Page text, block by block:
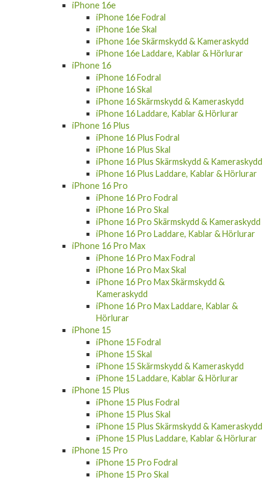
iPhone 16e
iPhone 16e Fodral
iPhone 16e Skal
iPhone 16e Skärmskydd & Kameraskydd
iPhone 16e Laddare, Kablar & Hörlurar
iPhone 16
iPhone 16 Fodral
iPhone 16 Skal
iPhone 16 Skärmskydd & Kameraskydd
iPhone 16 Laddare, Kablar & Hörlurar
iPhone 16 Plus
iPhone 16 Plus Fodral
iPhone 16 Plus Skal
iPhone 16 Plus Skärmskydd & Kameraskydd
iPhone 16 Plus Laddare, Kablar & Hörlurar
iPhone 16 Pro
iPhone 16 Pro Fodral
iPhone 16 Pro Skal
iPhone 16 Pro Skärmskydd & Kameraskydd
iPhone 16 Pro Laddare, Kablar & Hörlurar
iPhone 16 Pro Max
iPhone 16 Pro Max Fodral
iPhone 16 Pro Max Skal
iPhone 16 Pro Max Skärmskydd &
Kameraskydd
iPhone 16 Pro Max Laddare, Kablar &
Hörlurar
iPhone 15
iPhone 15 Fodral
iPhone 15 Skal
iPhone 15 Skärmskydd & Kameraskydd
iPhone 15 Laddare, Kablar & Hörlurar
iPhone 15 Plus
iPhone 15 Plus Fodral
iPhone 15 Plus Skal
iPhone 15 Plus Skärmskydd & Kameraskydd
iPhone 15 Plus Laddare, Kablar & Hörlurar
iPhone 15 Pro
iPhone 15 Pro Fodral
iPhone 15 Pro Skal